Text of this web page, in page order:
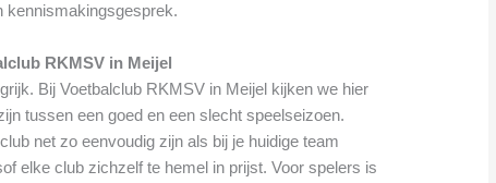
kennismakingsgesprek.
RKMSV in Meijel
Bij Voetbalclub RKMSV in Meijel kijken we hier
tussen een goed en een slecht speelseizoen.
net zo eenvoudig zijn als bij je huidige team
elke club zichzelf te hemel in prijst. Voor spelers is